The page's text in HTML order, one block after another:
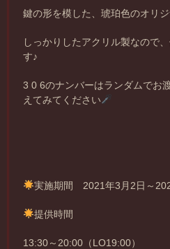
鍵の形を模した、琥珀色のオリ
しっかりしたアクリル製なので
す♪
3 0 6のナンバーはランダムでお
えてみてください
実施期間 2021年3月2日～
提供時間
13:30～20:00（LO19:00）